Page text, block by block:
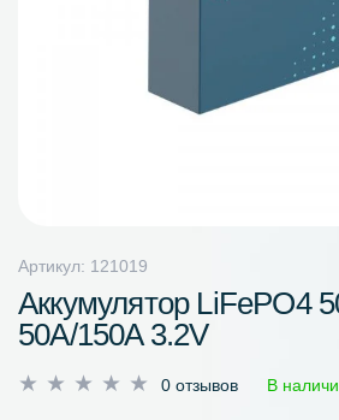
Артикул: 121019
Аккумулятор LiFePO4
50A/150A 3.2V
Оценка
0 отзывов В